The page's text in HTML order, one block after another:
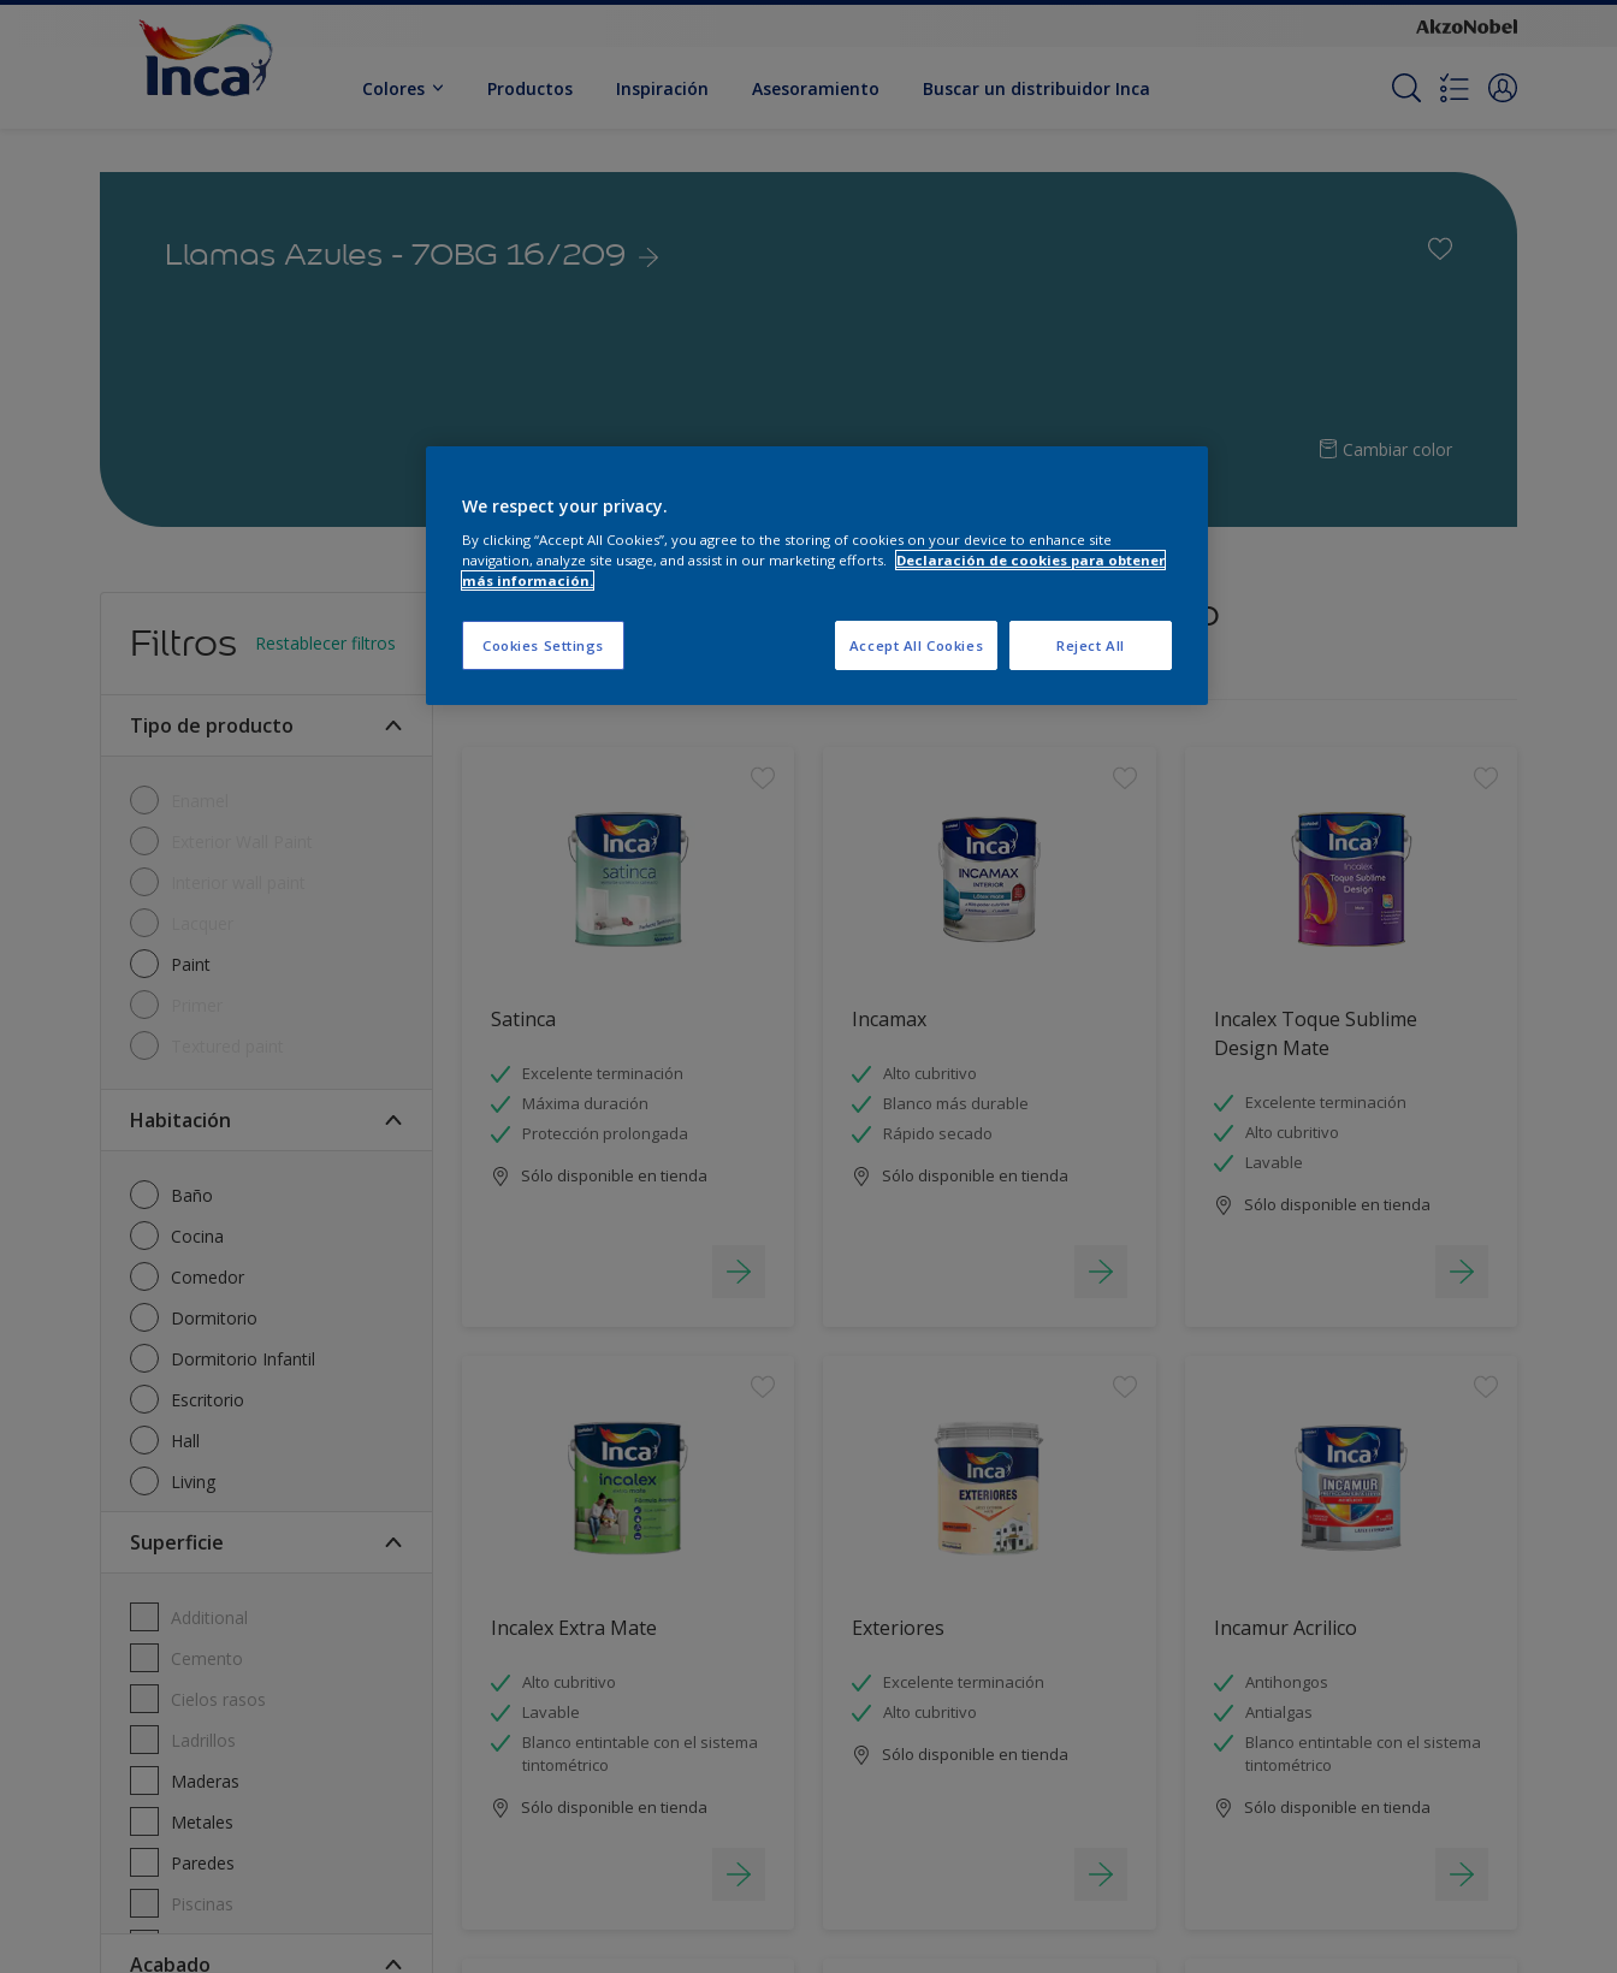
Colores Productos Inspiración Asesoramiento Buscar un distribuidor Inca
Llamas Azules - 70BG 16/209
Cambiar color
Filtros Restablecer filtros
Tipo de producto
Paint
Habitación
Baño
Cocina
Comedor
Dormitorio
Dormitorio Infantil
Escritorio
Hall
Living
Superficie
Additional
Cemento
Cielos rasos
Ladrillos
Maderas
Metales
Paredes
Piscinas
Acabado
Encuentra los productos para tu proyecto
11Productos encontrados
Satinca
Excelente terminación
Máxima duración
Protección prolongada
Sólo disponible en tienda
Incamax
Alto cubritivo
Blanco más durable
Rápido secado
Sólo disponible en tienda
Incalex Toque Sublime
Design Mate
Excelente terminación
Alto cubritivo
Lavable
Sólo disponible en tienda
Incalex Extra Mate
Alto cubritivo
Lavable
Blanco entintable con el sistema
tintométrico
Sólo disponible en tienda
Exteriores
Excelente terminación
Alto cubritivo
Sólo disponible en tienda
Incamur Acrilico
Antihongos
Antialgas
Blanco entintable con el sistema
tintométrico
Sólo disponible en tienda
We respect your privacy.
By clicking “Accept All Cookies”, you agree to the storing of cookies on your device to enhance site
navigation, analyze site usage, and assist in our marketing efforts.
Declaración de cookies para obtener
más información.
Cookies Settings Reject All
Accept All Cookies